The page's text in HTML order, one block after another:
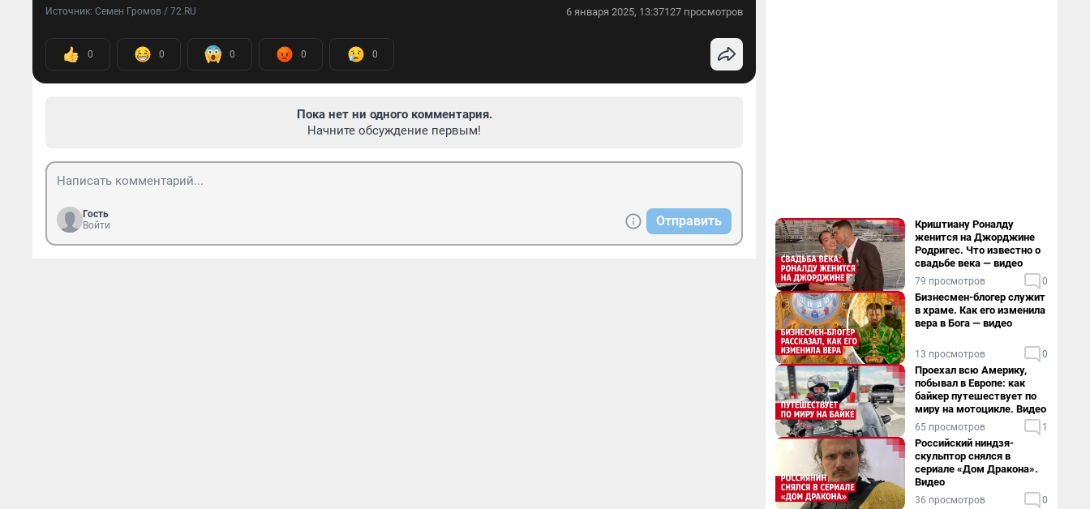
Источник: Семен Громов / 72.RU 6 января 2025, 13:37127 просмотров
0 0 0 0 0
Пока нет ни одного комментария.
Начните обсуждение первым!
Гость
Войти
Отправить
Криштиану Роналду
женится на Джорджине
Родригес. Что известно о
свадьбе века — видео
79 просмотров 0
Бизнесмен-блогер служит
в храме. Как его изменила
вера в Бога — видео
13 просмотров 0
Проехал всю Америку,
побывал в Европе: как
байкер путешествует по
миру на мотоцикле. Видео
65 просмотров 1
Российский ниндзя-
скульптор снялся в
сериале «Дом Дракона».
Видео
36 просмотров 0